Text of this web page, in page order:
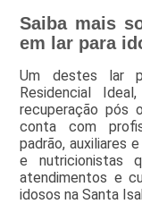
Saiba mais
em lar para
Um destes lar
Residencial
recuperação pós
conta com
padrão, auxiliares
e nutricionistas
atendimentos e
idosos na Santa